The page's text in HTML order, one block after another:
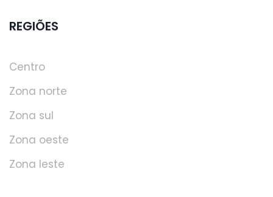
REGIÕES
Centro
Zona norte
Zona sul
Zona oeste
Zona leste